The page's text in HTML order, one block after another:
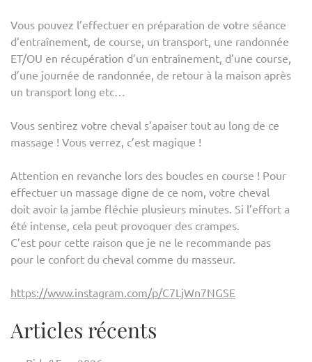
Vous pouvez l’effectuer en préparation de votre séance
d’entraînement, de course, un transport, une randonnée
ET/OU en récupération d’un entraînement, d’une course,
d’une journée de randonnée, de retour à la maison après
un transport long etc…
Vous sentirez votre cheval s’apaiser tout au long de ce
massage ! Vous verrez, c’est magique !
Attention en revanche lors des boucles en course ! Pour
effectuer un massage digne de ce nom, votre cheval
doit avoir la jambe fléchie plusieurs minutes. Si l’effort a
été intense, cela peut provoquer des crampes.
C’est pour cette raison que je ne le recommande pas
pour le confort du cheval comme du masseur.
https://www.instagram.com/p/C7LjWn7NGSE
Articles récents